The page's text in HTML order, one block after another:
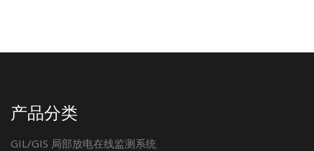
产品分类
GIL/GIS 局部放电在线监测系统